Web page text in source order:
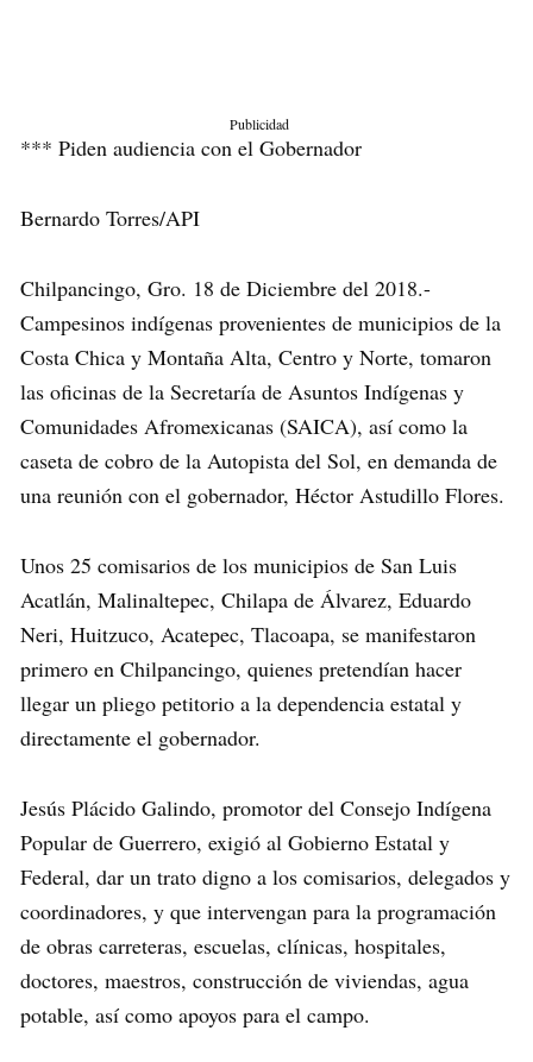
Publicidad
*** Piden audiencia con el Gobernador
Bernardo Torres/API
Chilpancingo, Gro. 18 de Diciembre del 2018.-
Campesinos indígenas provenientes de municipios de la
Costa Chica y Montaña Alta, Centro y Norte, tomaron
las oficinas de la Secretaría de Asuntos Indígenas y
Comunidades Afromexicanas (SAICA), así como la
caseta de cobro de la Autopista del Sol, en demanda de
una reunión con el gobernador, Héctor Astudillo Flores.
Unos 25 comisarios de los municipios de San Luis
Acatlán, Malinaltepec, Chilapa de Álvarez, Eduardo
Neri, Huitzuco, Acatepec, Tlacoapa, se manifestaron
primero en Chilpancingo, quienes pretendían hacer
llegar un pliego petitorio a la dependencia estatal y
directamente el gobernador.
Jesús Plácido Galindo, promotor del Consejo Indígena
Popular de Guerrero, exigió al Gobierno Estatal y
Federal, dar un trato digno a los comisarios, delegados y
coordinadores, y que intervengan para la programación
de obras carreteras, escuelas, clínicas, hospitales,
doctores, maestros, construcción de viviendas, agua
potable, así como apoyos para el campo.